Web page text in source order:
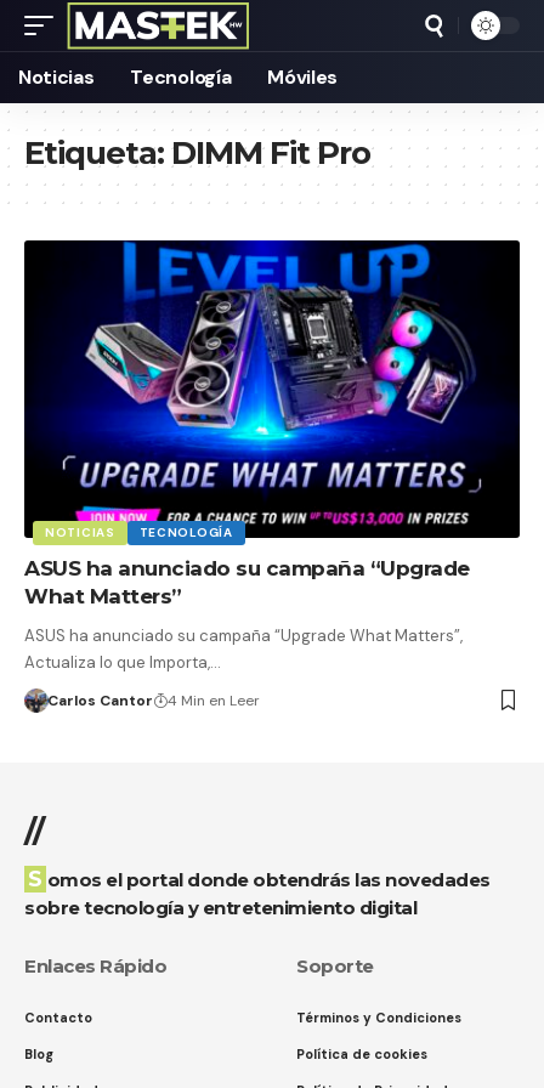
Noticias Tecnología Móviles
Etiqueta:DIMM Fit Pro
NOTICIAS TECNOLOGÍA
ASUS ha anunciado su campaña “Upgrade
What Matters”
ASUS ha anunciado su campaña “Upgrade What Matters”,
Actualiza lo que Importa,…
Carlos Cantor 4 Min en Leer
//
Somos el portal donde obtendrás las novedades
sobre tecnología y entretenimiento digital
Enlaces Rápido
Contacto
Blog
Soporte
Términos y Condiciones
Política de cookies